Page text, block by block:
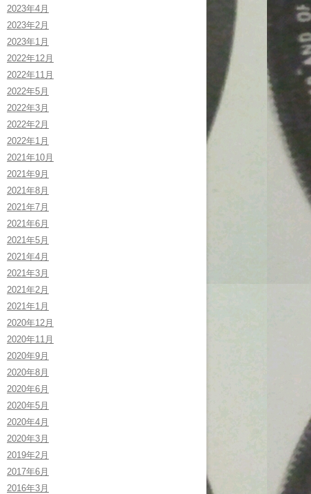
2023年4月
2023年2月
2023年1月
2022年12月
2022年11月
2022年5月
2022年3月
2022年2月
2022年1月
2021年10月
2021年9月
2021年8月
2021年7月
2021年6月
2021年5月
2021年4月
2021年3月
2021年2月
2021年1月
2020年12月
2020年11月
2020年9月
2020年8月
2020年6月
2020年5月
2020年4月
2020年3月
2019年2月
2017年6月
2016年3月